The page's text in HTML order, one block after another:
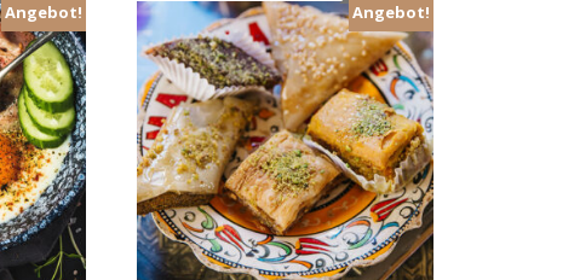
Angebot! Angebot!